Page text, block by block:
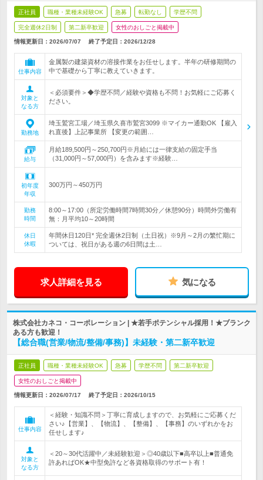
正社員 職種・業種未経験OK 急募 転勤なし 学歴不問
完全週休2日制 第二新卒歓迎 女性のおしごと掲載中
情報更新日：2026/07/07 終了予定日： 2026/12/28
仕事内容
金属製の建築資材の溶接作業をお任せします。半年の研修期間の
中で基礎から丁寧に教えていきます。
対象と
なる方
＜必須要件＞◆学歴不問／経験や資格も不問！お気軽にご応募く
ださい。
勤務地
埼玉鷲宮工場／埼玉県久喜市鷲宮3099 ※マイカー通勤OK 【雇入
れ直後】上記事業所 【変更の範囲…
給与
月給189,500円～250,700円※月給には一律支給の固定手当
（31,000円～57,000円）を含みます※経験…
初年度
年収
300万円～450万円
勤務
時間
8:00～17:00（所定労働時間7時間30分／休憩90分）時間外労働有
無：月平均10～20時間
休日
休暇
年間休日120日* 完全週休2日制（土日祝）※9月～2月の繁忙期に
ついては、祝日がある週の6日間は土…
求人詳細を見る 気になる
株式会社カネコ・コーポレーション | ★若手ポテンシャル採用！★ブランク
ある方も歓迎！
【総合職(営業/物流/整備/事務)】未経験・第二新卒歓迎
正社員 職種・業種未経験OK 急募 学歴不問 第二新卒歓迎
女性のおしごと掲載中
情報更新日：2026/07/17 終了予定日： 2026/10/15
仕事内容
＜経験・知識不問＞丁寧に育成しますので、お気軽にご応募くだ
さい♪【営業】、【物流】、【整備】、【事務】のいずれかをお
任せします♪
対象と
なる方
＜20～30代活躍中／未経験歓迎＞◎40歳以下■高卒以上■普通免
許あればOK★中型免許など各資格取得のサポート有！